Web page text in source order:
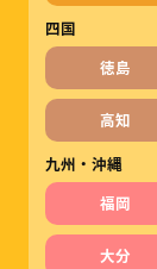
四国
徳島
高知
九州・沖縄
福岡
大分